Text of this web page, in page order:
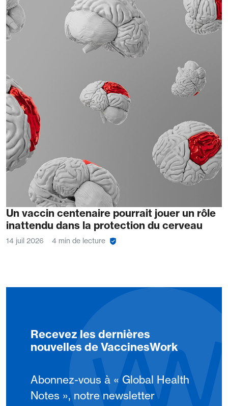
Un vaccin centenaire pourrait jouer un rôle
inattendu dans la protection du cerveau
14 juil 2026 4 min de lecture
Recevez les dernières
nouvelles de VaccinesWork
Abonnez-vous à « Global Health
Notes », notre newsletter